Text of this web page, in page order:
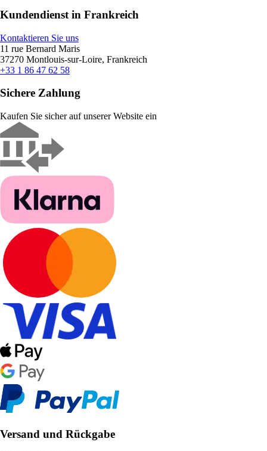
Kundendienst in Frankreich
Kontaktieren Sie uns
11 rue Bernard Maris
37270 Montlouis-sur-Loire, Frankreich
+33 1 86 47 62 58
Sichere Zahlung
Kaufen Sie sicher auf unserer Website ein
Versand und Rückgabe